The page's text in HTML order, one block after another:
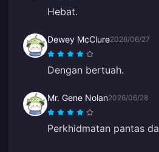
Hebat.
Dewey McClure2026/06/27
Dengan bertuah.
Mr. Gene Nolan2026/06/28
Perkhidmatan pantas